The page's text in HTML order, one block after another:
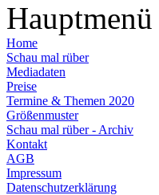
Hauptmenü
Home
Schau mal rüber
Mediadaten
Preise
Termine & Themen 2020
Größenmuster
Schau mal rüber - Archiv
Kontakt
AGB
Impressum
Datenschutzerklärung